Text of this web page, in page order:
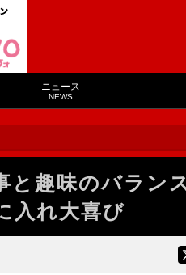
ニュース
NEWS
と趣味のバラ
入れ大喜び